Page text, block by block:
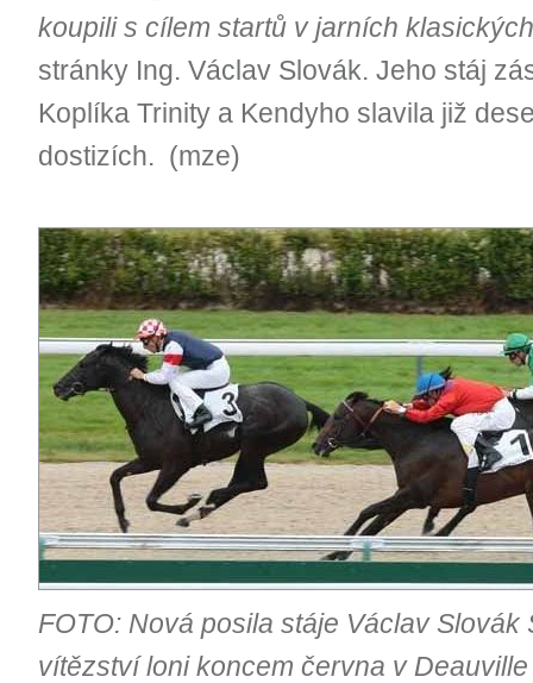
koupili s cílem startů v jarních
stránky Ing. Václav Slovák. Jeho stáj
Koplíka Trinity a Kendyho slavila již
dostizích. (mze)
FOTO: Nová posila stáje Václav Slovák
vítězství loni koncem června v Deauville